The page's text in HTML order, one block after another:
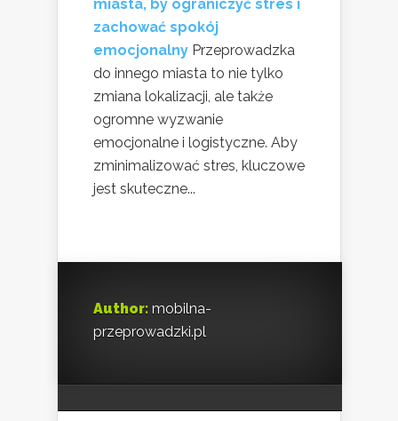
miasta, by ograniczyć stres i
zachować spokój
emocjonalny Przeprowadzka
do innego miasta to nie tylko
zmiana lokalizacji, ale także
ogromne wyzwanie
emocjonalne i logistyczne. Aby
zminimalizować stres, kluczowe
jest skuteczne...
Author: mobilna-
przeprowadzki.pl